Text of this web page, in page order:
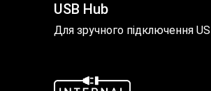
USB Hub
Для зручного підключення